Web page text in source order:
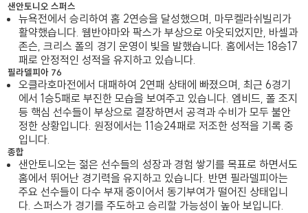
샌안토니오 스퍼스
뉴욕전에서 승리하여 홈 2연승을 달성했으며, 마무켈라쉬빌리가
활약했습니다. 웸반야마와 팍스가 부상으로 아웃되었지만, 바셀과
존슨, 크리스 폴의 경기 운영이 빛을 발했습니다. 홈에서는 18승17
패로 안정적인 성적을 유지하고 있습니다.
필라델피아 76
오클라호마전에서 대패하여 2연패 상태에 빠졌으며, 최근 6경기
에서 1승5패로 부진한 모습을 보여주고 있습니다. 엠비드, 폴 조지
등 핵심 선수들이 부상으로 결장하면서 공격과 수비가 모두 불안
정한 상황입니다. 원정에서는 11승24패로 저조한 성적을 기록 중
입니다.
종합
샌안토니오는 젊은 선수들의 성장과 경험 쌓기를 목표로 하면서도
홈에서 뛰어난 경기력을 유지하고 있습니다. 반면 필라델피아는
주요 선수들이 다수 부재 중이어서 동기부여가 떨어진 상태입니
다. 스퍼스가 경기를 주도하고 승리할 가능성이 높아 보입니다.